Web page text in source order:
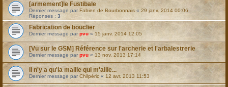
[armement]le Fustibale
Dernier message par Fabien de Bourbonnais « 29 janv. 2014 00:06
Réponses : 3
Fabrication de bouclier
Dernier message parpvu « 15 janv. 2014 12:05
[Vu sur le GSM] Référence sur l'archerie et l'arbalestrerie
Dernier message parpvu « 13 nov. 2013 17:14
Il n'y a qu'la maille qui m'aille...
Dernier message parChilpéric « 12 avr. 2013 11:53